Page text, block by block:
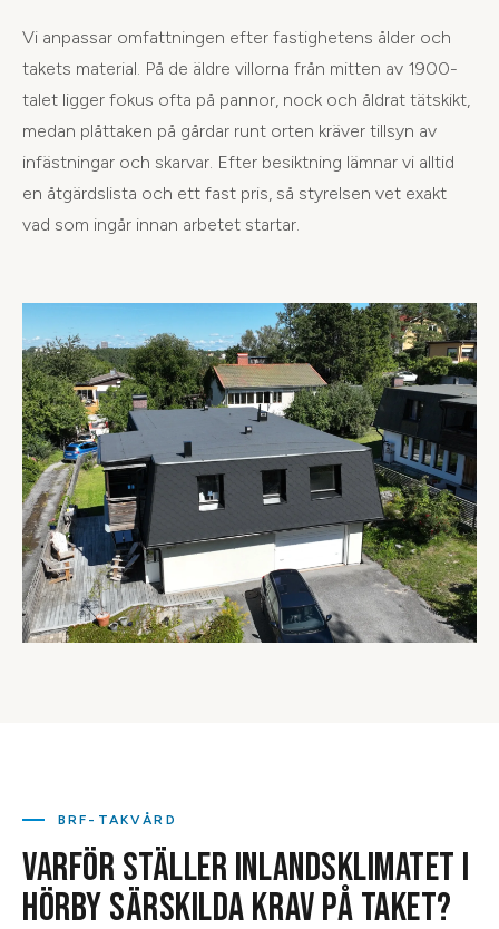
Vi anpassar omfattningen efter fastighetens ålder och
takets material. På de äldre villorna från mitten av 1900-
talet ligger fokus ofta på pannor, nock och åldrat tätskikt,
medan plåttaken på gårdar runt orten kräver tillsyn av
infästningar och skarvar. Efter besiktning lämnar vi alltid
en åtgärdslista och ett fast pris, så styrelsen vet exakt
vad som ingår innan arbetet startar.
BRF-TAKVÅRD
VARFÖR STÄLLER INLANDSKLIMATET I
HÖRBY SÄRSKILDA KRAV PÅ TAKET?